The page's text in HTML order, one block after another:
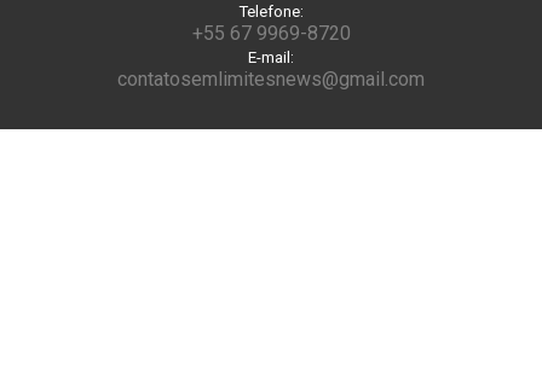
Telefone:
+55 67 9969-8720
E-mail:
contatosemlimitesnews@gmail.com